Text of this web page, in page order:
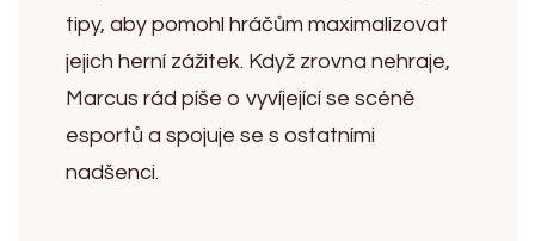
tipy, aby pomohl hráčům maximalizovat
jejich herní zážitek. Když zrovna nehraje,
Marcus rád píše o vyvíjející se scéně
esportů a spojuje se s ostatními
nadšenci.